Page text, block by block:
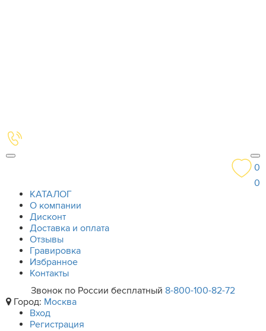
0
0
КАТАЛОГ
О компании
Дисконт
Доставка и оплата
Отзывы
Гравировка
Избранное
Контакты
Звонок по России бесплатный 8-800-100-82-72
Город: Москва
Вход
Регистрация